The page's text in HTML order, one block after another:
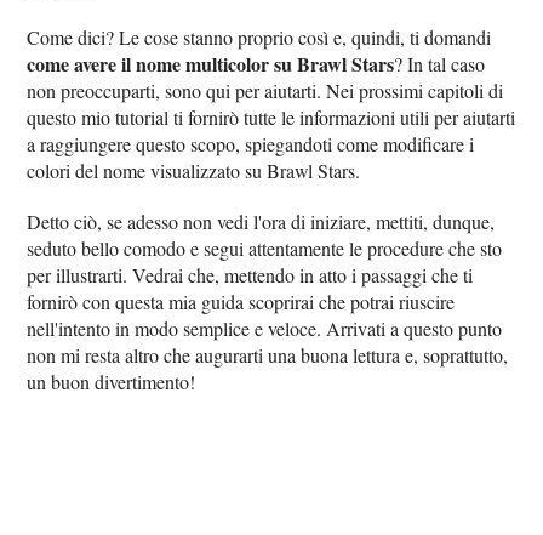
Come dici? Le cose stanno proprio così e, quindi, ti domandi
come avere il nome multicolor su Brawl Stars? In tal caso
non preoccuparti, sono qui per aiutarti. Nei prossimi capitoli di
questo mio tutorial ti fornirò tutte le informazioni utili per aiutarti
a raggiungere questo scopo, spiegandoti come modificare i
colori del nome visualizzato su Brawl Stars.
Detto ciò, se adesso non vedi l'ora di iniziare, mettiti, dunque,
seduto bello comodo e segui attentamente le procedure che sto
per illustrarti. Vedrai che, mettendo in atto i passaggi che ti
fornirò con questa mia guida scoprirai che potrai riuscire
nell'intento in modo semplice e veloce. Arrivati a questo punto
non mi resta altro che augurarti una buona lettura e, soprattutto,
un buon divertimento!